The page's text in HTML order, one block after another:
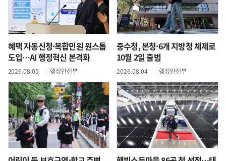
혜택 자동신청·복합민원 원스톱
도입…AI 행정혁신 본격화
2026.08.05 행정안전부
중수청, 본청·6개 지방청 체제로
10월 2일 출범
2026.08.04 행정안전부